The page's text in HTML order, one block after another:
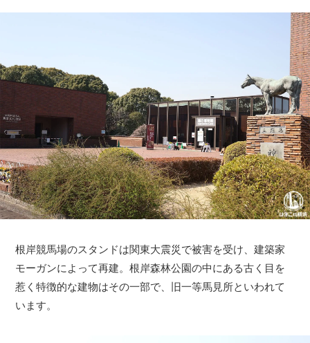
根岸競馬場のスタンドは関東大震災で被害を受け、建築家
モーガンによって再建。根岸森林公園の中にある古く目を
惹く特徴的な建物はその一部で、旧一等馬見所といわれて
います。